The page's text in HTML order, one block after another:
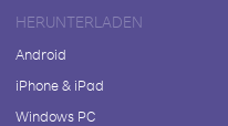
HERUNTERLADEN
Android
iPhone & iPad
Windows PC